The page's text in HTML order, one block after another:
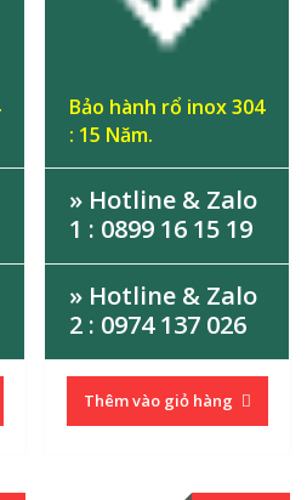
Bảo hành rổ inox 304
: 15 Năm.
» Hotline & Zalo
1 : 0899 16 15 19
» Hotline & Zalo
2 : 0974 137 026
Thêm vào giỏ hàng